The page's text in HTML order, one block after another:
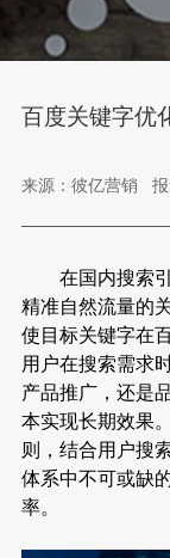
百度关键字优
来源：彼亿营销
在国内搜索
精准自然流量的
使目标关键字在
用户在搜索需求
产品推广，还是
本实现长期效果
则，结合用户搜
体系中不可或缺
率。